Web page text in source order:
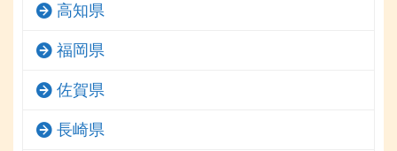
高知県
福岡県
佐賀県
長崎県